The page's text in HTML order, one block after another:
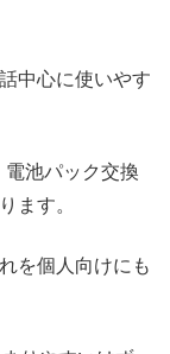
中心に使いやす
池パック交換
ます。
を個人向けにも